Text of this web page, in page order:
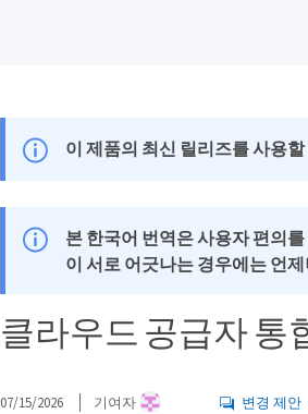
이 제품의 최신 릴리즈를 사용
본 한국어 번역은 사용자 편의
이 서로 어긋나는 경우에는 언
클라우드 공급자 통
07/15/2026 기여자 변경 제안